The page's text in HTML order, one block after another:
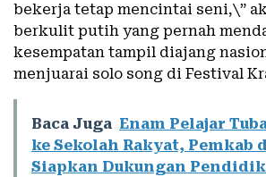
bekerja tetap mencintai seni,\”
berkulit putih yang pernah
kesempatan tampil diajang
menjuarai solo song di Festival
Baca Juga Enam Pelajar
ke Sekolah Rakyat, Pemkab
Siapkan Dukungan